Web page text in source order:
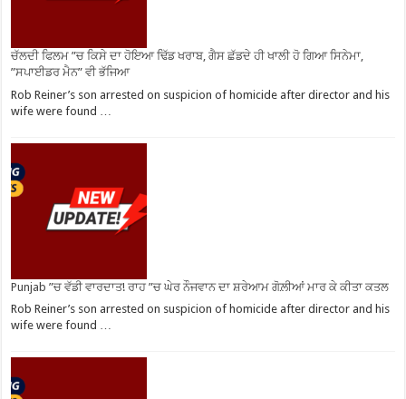
ਚੱਲਦੀ ਫਿਲਮ ”ਚ ਕਿਸੇ ਦਾ ਹੋਇਆ ਢਿੱਡ ਖਰਾਬ, ਗੈਸ ਛੱਡਦੇ ਹੀ ਖਾਲੀ ਹੋ ਗਿਆ ਸਿਨੇਮਾ,
”ਸਪਾਈਡਰ ਮੈਨ” ਵੀ ਭੱਜਿਆ
Rob Reiner’s son arrested on suspicion of homicide after director and his
wife were found …
Punjab ”ਚ ਵੱਡੀ ਵਾਰਦਾਤ! ਰਾਹ ”ਚ ਘੇਰ ਨੌਜਵਾਨ ਦਾ ਸ਼ਰੇਆਮ ਗੋਲ਼ੀਆਂ ਮਾਰ ਕੇ ਕੀਤਾ ਕਤਲ
Rob Reiner’s son arrested on suspicion of homicide after director and his
wife were found …